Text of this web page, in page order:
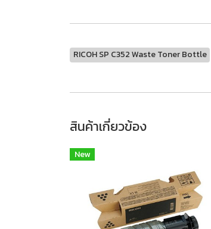
RICOH SP C352 Waste Toner Bottle
สินค้าเกี่ยวข้อง
New